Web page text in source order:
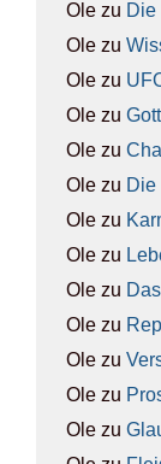
Ole zu Die
Ole zu
Ole zu
Ole zu Gott
Ole zu
Ole zu Die
Ole zu
Ole zu
Ole zu
Ole zu
Ole zu
Ole zu
Ole zu